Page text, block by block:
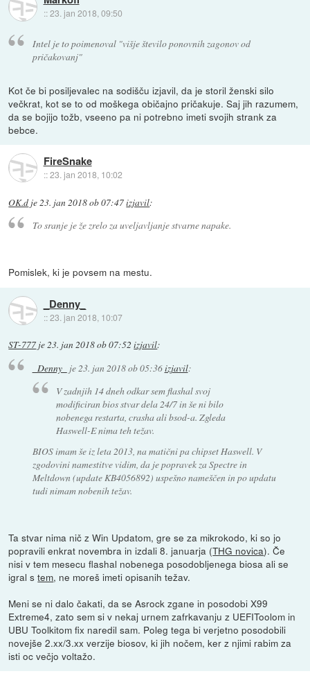
::23. jan 2018, 09:50
Intel je to poimenoval "višje število ponovnih zagonov od
pričakovanj"
Kot če bi posiljevalec na sodišču izjavil, da je storil ženski silo
večkrat, kot se to od moškega običajno pričakuje. Saj jih razumem,
da se bojijo tožb, vseeno pa ni potrebno imeti svojih strank za
bebce.
FireSnake
::23. jan 2018, 10:02
OK.d je23. jan 2018 ob 07:47izjavil:
To sranje je že zrelo za uveljavljanje stvarne napake.
Pomislek, ki je povsem na mestu.
_Denny_
::23. jan 2018, 10:07
ST-777 je23. jan 2018 ob 07:52 izjavil:
_Denny_ je23. jan 2018 ob 05:36izjavil:
V zadnjih 14 dneh odkar sem flashal svoj
modificiran bios stvar dela 24/7 in še ni bilo
nobenega restarta, crasha ali bsod-a. Zgleda
Haswell-E nima teh težav.
BIOS imam še iz leta 2013, na matični pa chipset Haswell. V
zgodovini namestitve vidim, da je popravek za Spectre in
Meltdown (update KB4056892) uspešno nameščen in po updatu
tudi nimam nobenih težav.
Ta stvar nima nič z Win Updatom, gre se za mikrokodo, ki so jo
popravili enkrat novembra in izdali 8. januarja (THG novica). Če
nisi v tem mesecu flashal nobenega posodobljenega biosa ali se
igral stem, ne moreš imeti opisanih težav.
Meni se ni dalo čakati, da se Asrock zgane in posodobi X99
Extreme4, zato sem si v nekaj urnem zafrkavanju z UEFIToolom in
UBU Toolkitom fix naredil sam. Poleg tega bi verjetno posodobili
novejše 2.xx/3.xx verzije biosov, ki jih nočem, ker z njimi rabim za
isti oc večjo voltažo.